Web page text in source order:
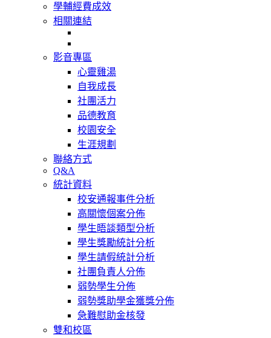
學輔經費成效
相關連結
影音專區
心靈雞湯
自我成長
社團活力
品德教育
校園安全
生涯規劃
聯絡方式
Q&A
統計資料
校安通報事件分析
高關懷個案分佈
學生晤談類型分析
學生獎勵統計分析
學生請假統計分析
社團負責人分佈
弱勢學生分佈
弱勢獎助學金獲獎分佈
急難慰助金核發
雙和校區